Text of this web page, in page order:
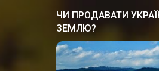
ЧИ ПРОДАВАТИ
ЗЕМЛЮ?